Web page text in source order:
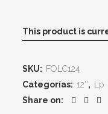
This product is
SKU: FOLC124
Categorías: 12'',
Lp
Share on: